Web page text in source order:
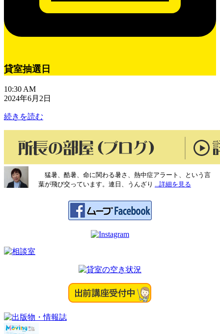
貸室抽選日
10:30 AM
2024年6月2日
続きを読む
猛暑、酷暑、命に関わる暑さ、熱中症アラート、という言
葉が飛び交っています。連日、うんざり ...詳細を見る